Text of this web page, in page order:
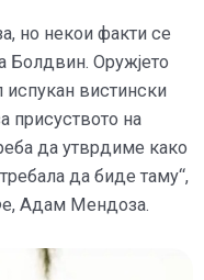
но некои факти се
Болдвин. Оружјето
вистински
присуството на
да утврдиме како
да биде таму“,
Адам Мендоза.